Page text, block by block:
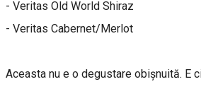
- Veritas Old World Shiraz
- Veritas Cabernet/Merlot
Aceasta nu e o degustare obișnuită. E